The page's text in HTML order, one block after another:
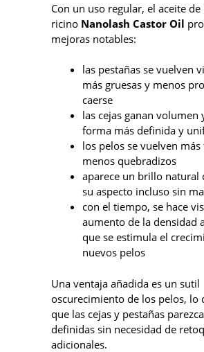
Con un uso regular, el aceite de
ricino Nanolash Castor Oil
mejoras notables:
las pestañas se vuelven
más gruesas y menos
caerse
las cejas ganan volumen
forma más definida y
los pelos se vuelven
menos quebradizos
aparece un brillo natural
su aspecto incluso sin
con el tiempo, se hace
aumento de la densidad
que se estimula el
nuevos pelos
Una ventaja añadida es un sutil
oscurecimiento de los pelos, lo
que las cejas y pestañas
definidas sin necesidad de
adicionales.